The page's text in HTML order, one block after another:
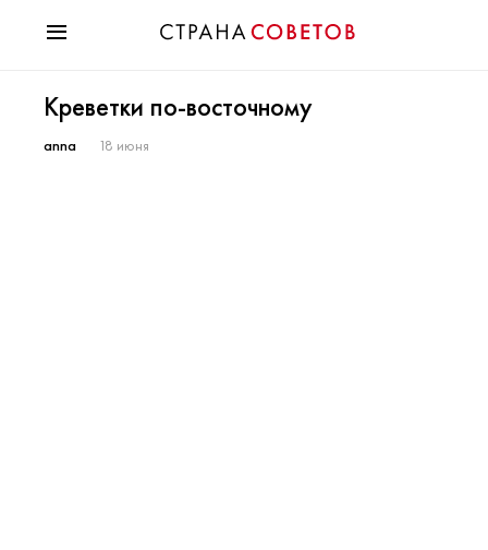
Мода
Звезды
Креветки по-восточному
anna 18 июня